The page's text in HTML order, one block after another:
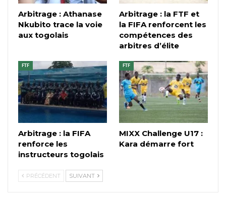
Arbitrage : Athanase
Nkubito trace la voie
aux togolais
Arbitrage : la FTF et
la FIFA renforcent les
compétences des
arbitres d’élite
FTF
Arbitrage : la FIFA
renforce les
instructeurs togolais
FTF
MIXX Challenge U17 :
Kara démarre fort
PRÉCÉDENT SUIVANT